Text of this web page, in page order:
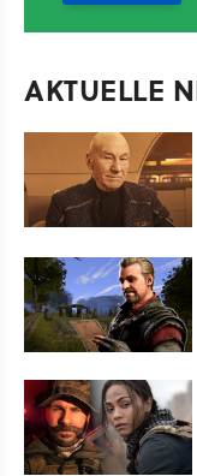
AKTUELLE